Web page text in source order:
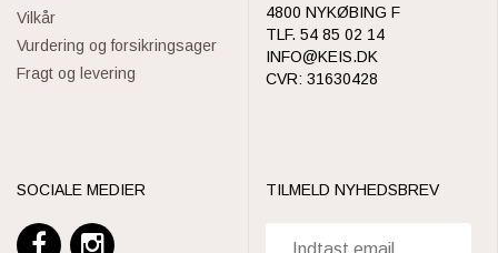
Vilkår
Vurdering og forsikringsager
Fragt og levering
4800 NYKØBING F
TLF. 54 85 02 14
INFO@KEIS.DK
CVR: 31630428
SOCIALE MEDIER TILMELD NYHEDSBREV